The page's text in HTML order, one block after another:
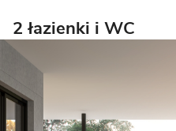
2 łazienki i WC